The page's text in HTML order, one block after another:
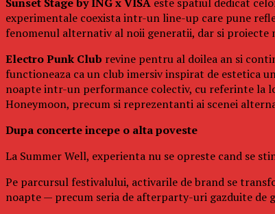
experimentale coexista intr-un line-up care pune
fenomenul alternativ al noii generatii, dar si proiecte
Electro Punk Club revine pentru al doilea an si
functioneaza ca un club imersiv inspirat de estetica
noapte intr-un performance colectiv, cu referinte la
Honeymoon, precum si reprezentanti ai scenei
Dupa concerte incepe o alta poveste
La Summer Well, experienta nu se opreste cand se
Pe parcursul festivalului, activarile de brand se
noapte — precum seria de afterparty-uri gazduite de